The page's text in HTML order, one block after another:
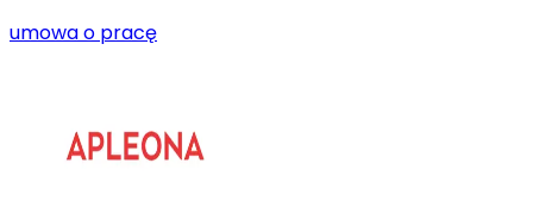
umowa o pracę